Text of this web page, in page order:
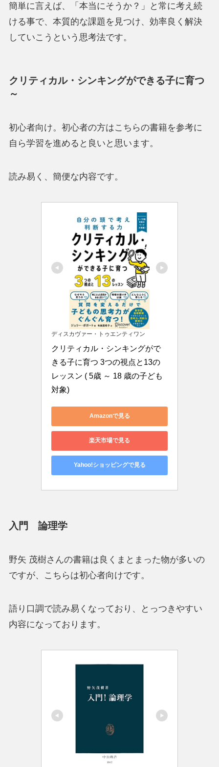
簡単に言えば、「本当にそうか？」と常に考え続
ける事で、本質的な課題を見つけ、効率良く解決
していこうという思考法です。
クリティカル・シンキングができる子に育つ
～
初心者向け。初心者の方はこちらの書籍を参考に
自ら学習を進めると良いと思います。
読み易く、簡便な内容です。
ディスカヴァー・トゥエンティワン
クリティカル・シンキングがで
きる子に育つ 3つの視点と13の
レッスン ( 5歳 ～ 18 歳の子ども
対象)
Amazonで見る
楽天市場で見る
Yahoo!ショッピングで見る
入門 論理学
野矢 茂樹さんの書籍は良くまとまった物が多いの
ですが、こちらは初心者向けです。
語り口調で読み易くなっており、とっつきやすい
内容になっております。